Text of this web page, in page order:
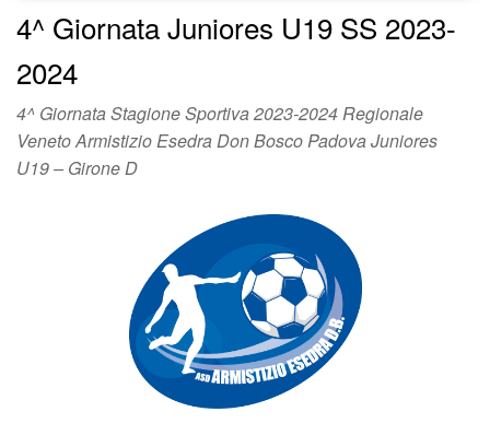
4^ Giornata Juniores U19 SS 2023-
2024
4^ Giornata Stagione Sportiva 2023-2024 Regionale
Veneto Armistizio Esedra Don Bosco Padova Juniores
U19 – Girone D